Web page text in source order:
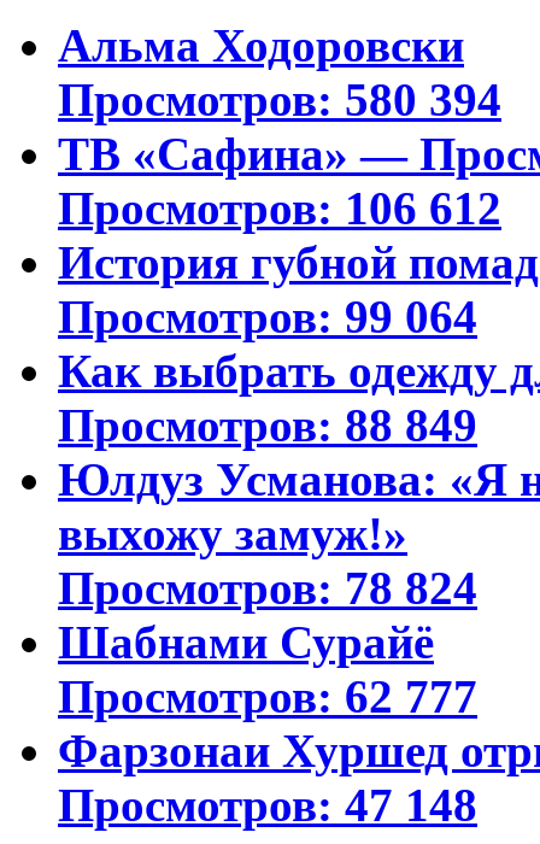
Альма Ходоровски
Просмотров: 580 394
ТВ «Сафина» —
Просмотров: 106 612
История губной
Просмотров: 99 064
Как выбрать одежду
Просмотров: 88 849
Юлдуз Усманова: «Я
выхожу замуж!»
Просмотров: 78 824
Шабнами Сурайё
Просмотров: 62 777
Фарзонаи Хуршед
Просмотров: 47 148